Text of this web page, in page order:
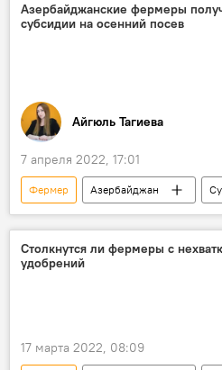
Азербайджанские фермеры
субсидии на осенний посев
Айгюль Тагиева
7 апреля 2022, 17:01
Фермер Азербайджан
посев
Экономика
Столкнутся ли фермеры с
удобрений
17 марта 2022, 08:09